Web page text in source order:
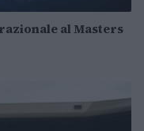
al Masters